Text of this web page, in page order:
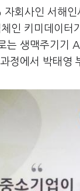
회사인 서해인
인 키미데이터
는 생맥주기기
정에서 박태영